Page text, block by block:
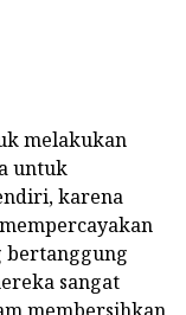
melakukan
untuk
karena
bertanggung
sangat